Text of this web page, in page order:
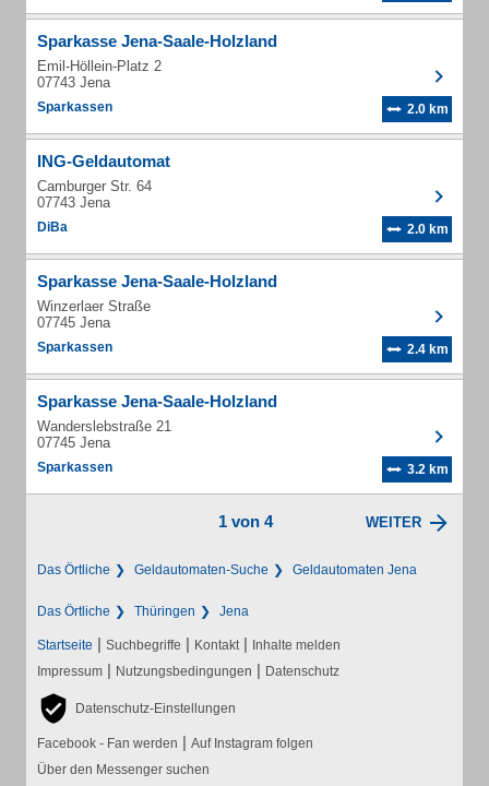
Sparkasse Jena-Saale-Holzland
Emil-Höllein-Platz 2
07743 Jena
Sparkassen 2.0 km
ING-Geldautomat
Camburger Str. 64
07743 Jena
DiBa 2.0 km
Sparkasse Jena-Saale-Holzland
Winzerlaer Straße
07745 Jena
Sparkassen 2.4 km
Sparkasse Jena-Saale-Holzland
Wanderslebstraße 21
07745 Jena
Sparkassen 3.2 km
1 von 4 WEITER
Das Örtliche Geldautomaten-Suche Geldautomaten Jena
Das Örtliche Thüringen Jena
Startseite | Suchbegriffe | Kontakt | Inhalte melden
Impressum | Nutzungsbedingungen | Datenschutz
Datenschutz-Einstellungen
Facebook - Fan werden | Auf Instagram folgen
Über den Messenger suchen